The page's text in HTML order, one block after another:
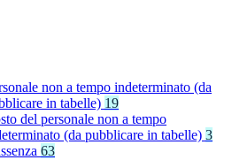
non a tempo indeterminato (da
in tabelle) 19
del personale non a tempo
(da pubblicare in tabelle) 3
63